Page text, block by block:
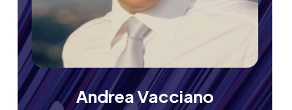
Andrea Vacciano